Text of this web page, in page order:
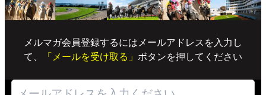
メルマガ会員登録するにはメールアドレスを入力し
て、
「メールを受け取る」 ボタンを押してください